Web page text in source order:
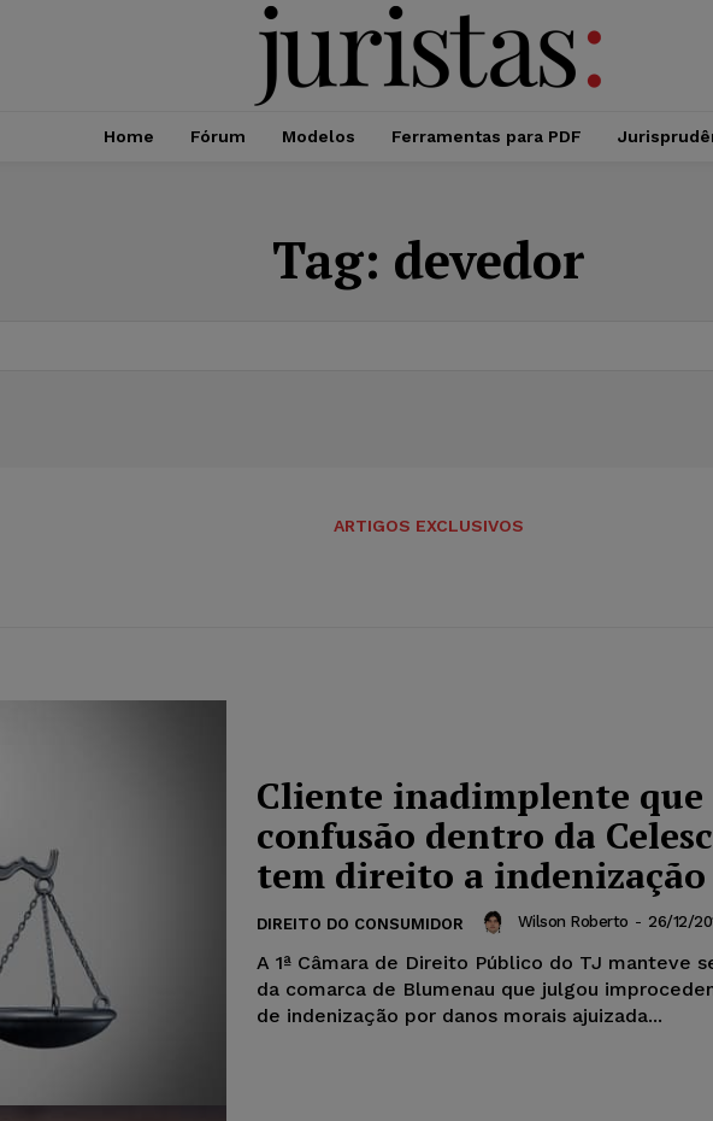
Home Fórum Modelos Ferramentas para PDF
Tag: devedor
ARTIGOS EXCLUSIVOS
Cliente inadimplente que
confusão dentro da
tem direito a indenização
DIREITO DO CONSUMIDOR Wilson Roberto - 26/12/
A 1ª Câmara de Direito Público do TJ manteve
da comarca de Blumenau que julgou
de indenização por danos morais ajuizada...